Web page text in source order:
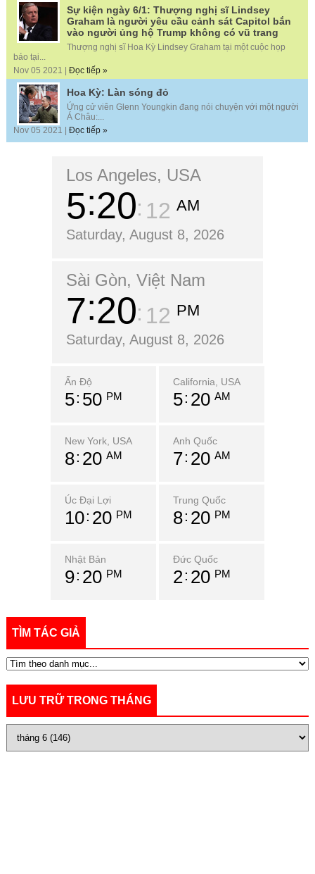
Sự kiện ngày 6/1: Thượng nghị sĩ Lindsey
Graham là người yêu cầu cảnh sát Capitol bắn
vào người ủng hộ Trump không có vũ trang
Thượng nghị sĩ Hoa Kỳ Lindsey Graham tại một cuộc họp
báo tại...
Nov 05 2021 | Đọc tiếp »
Hoa Kỳ: Làn sóng đỏ
Ứng cử viên Glenn Youngkin đang nói chuyện với một người
Á Châu:...
Nov 05 2021 | Đọc tiếp »
Los Angeles, USA
5 20 13 AM
Saturday, August 8, 2026
Sài Gòn, Việt Nam
7 20 13 PM
Saturday, August 8, 2026
Ấn Độ
5 50 PM
California, USA
5 20 AM
New York, USA
8 20 AM
Anh Quốc
7 20 AM
Úc Đại Lợi
10 20 PM
Trung Quốc
8 20 PM
Nhật Bản
9 20 PM
Đức Quốc
2 20 PM
TÌM TÁC GIẢ
LƯU TRỮ TRONG THÁNG